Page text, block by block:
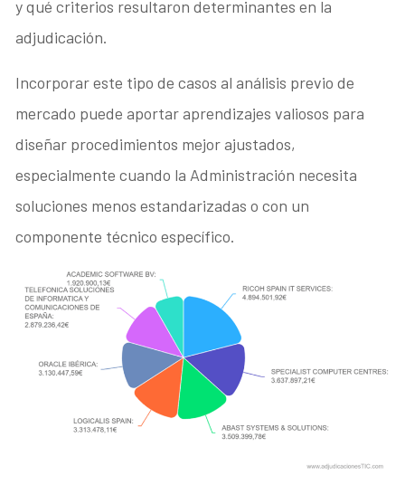
y qué criterios resultaron determinantes en la
adjudicación.
Incorporar este tipo de casos al análisis previo de
mercado puede aportar aprendizajes valiosos para
diseñar procedimientos mejor ajustados,
especialmente cuando la Administración necesita
soluciones menos estandarizadas o con un
componente técnico específico.